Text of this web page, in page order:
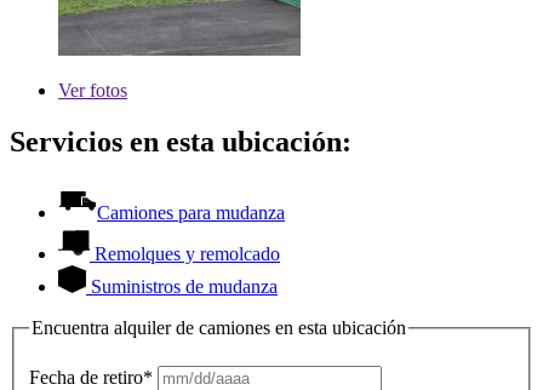
Verfotos
Servicios en esta ubicación:
Camiones para mudanza
Remolques y remolcado
Suministros de mudanza
Encuentra alquiler de camiones en esta ubicación
Fecha de retiro*